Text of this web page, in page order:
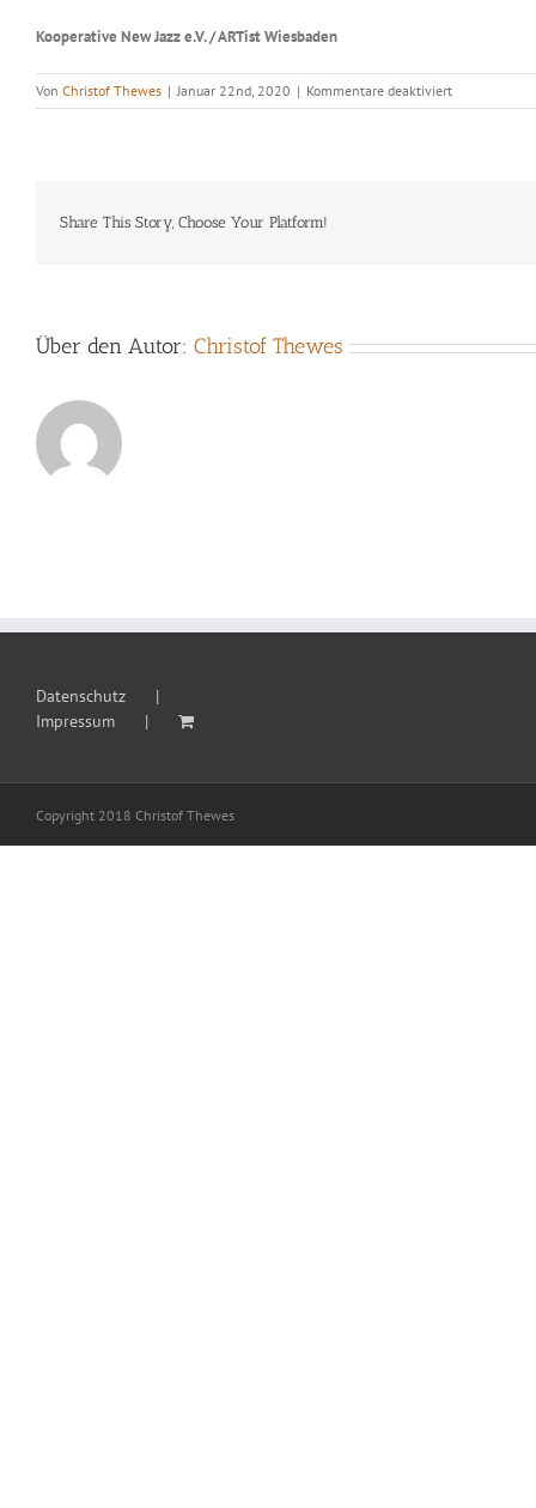
Kooperative New Jazz e.V. / ARTist Wiesbaden
Von Christof Thewes | Januar 22nd, 2020 | Kommentare deaktiviertfür
Oberg-
Share This Story, Choose Your Platform!
Über den Autor: Christof Thewes
Datenschutz
Impressum
Copyright 2018 Christof Thewes